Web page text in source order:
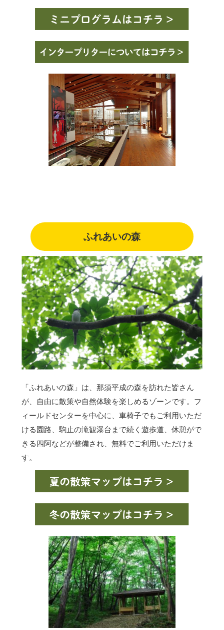
ふれあいの森
「ふれあいの森」は、那須平成の森を訪れた皆さん
が、自由に散策や自然体験を楽しめるゾーンです。フ
ィールドセンターを中心に、車椅子でもご利用いただ
ける園路、駒止の滝観瀑台まで続く遊歩道、休憩がで
きる四阿などが整備され、無料でご利用いただけま
す。